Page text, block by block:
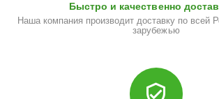
Быстро и качественно
Наша компания производит доставку по всей
зарубежью